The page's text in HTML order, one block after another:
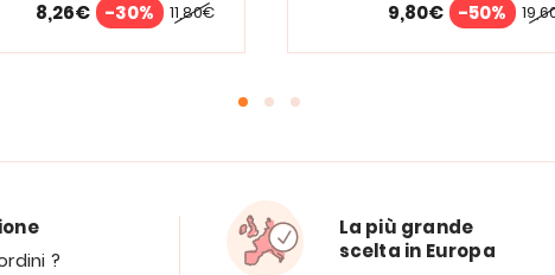
11,80€
8,26€ -30% 9,80€ -50%
?
La più grande
scelta in Europa